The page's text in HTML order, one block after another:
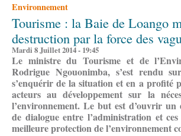
Environnement
Tourisme : la Baie de Loango
destruction par la force des
Mardi 8 Juillet 2014 - 19:45
Le ministre du Tourisme et de
Rodrigue Ngouonimba, s’est rendu
s’enquérir de la situation et en a profité
acteurs au développement sur la
l’environnement. Le but est d’ouvrir un
de dialogue entre l’administration et
meilleure protection de l’environnement